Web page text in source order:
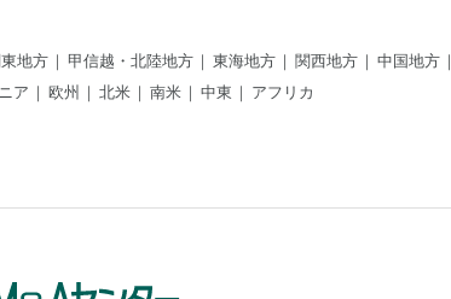
地方 甲信越・北陸地方 東海地方 関西地方 中国地方
ア 欧州 北米 南米 中東 アフリカ